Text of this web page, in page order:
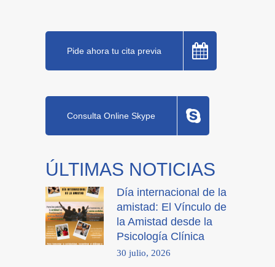
Pide ahora tu cita previa
Consulta Online Skype
ÚLTIMAS NOTICIAS
Día internacional de la
amistad: El Vínculo de
la Amistad desde la
Psicología Clínica
30 julio, 2026